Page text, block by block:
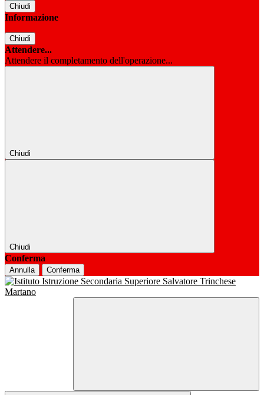
Chiudi
Informazione
Chiudi
Attendere...
Attendere il completamento dell'operazione...
Chiudi
Chiudi
Conferma
Annulla Conferma